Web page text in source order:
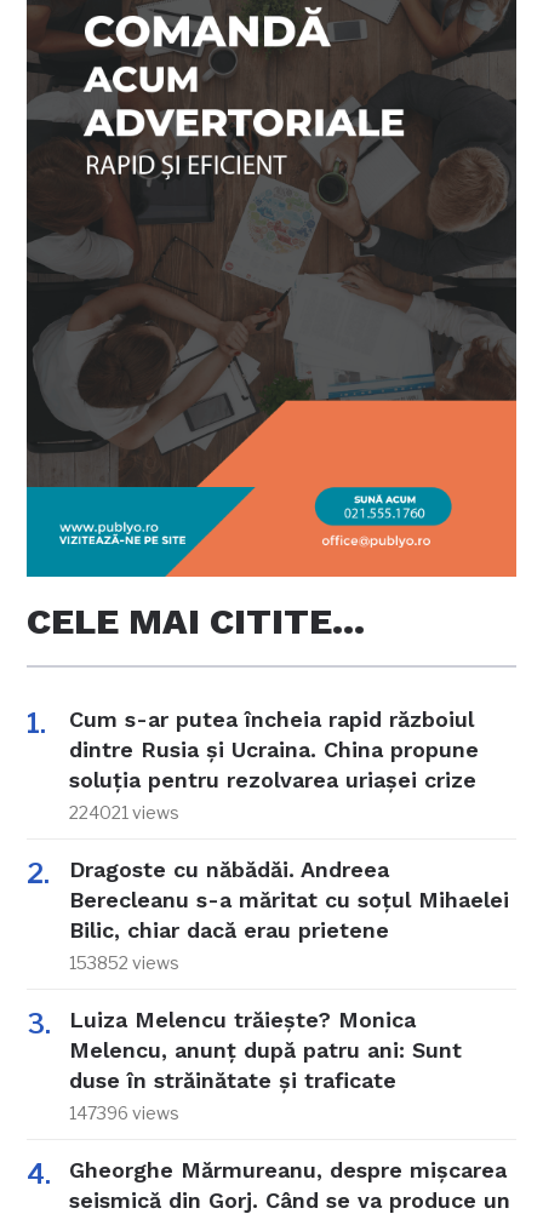
CELE MAI CITITE…
Cum s-ar putea încheia rapid războiul
dintre Rusia și Ucraina. China propune
soluția pentru rezolvarea uriașei crize
224021 views
Dragoste cu năbădăi. Andreea
Berecleanu s-a măritat cu soțul Mihaelei
Bilic, chiar dacă erau prietene
153852 views
Luiza Melencu trăiește? Monica
Melencu, anunț după patru ani: Sunt
duse în străinătate și traficate
147396 views
Gheorghe Mărmureanu, despre mișcarea
seismică din Gorj. Când se va produce un